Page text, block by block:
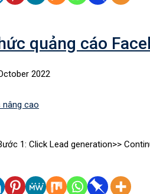
quảng cáo
2022
nâng cao
1: Click Lead generation>>